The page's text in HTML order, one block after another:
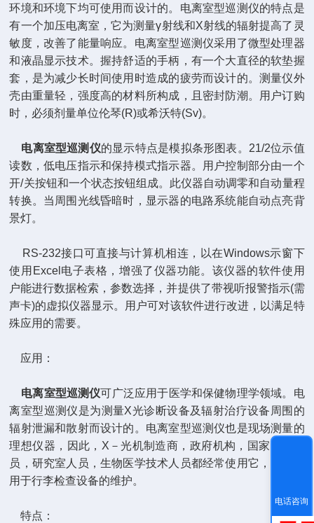
环境和环境下均可使用而设计的。电离室型巡测仪的特点是
有一个加压电离室，它为测量γ射线和X射线的辐射提高了灵
敏度，改善了能量响应。电离室型巡测仪采用了微型处理器
和液晶显示技术。握持舒适的手柄，有一个大直径的软垫握
套，是为减少长时间使用时造成的疲劳而设计的。测量仪外
壳由重量轻，强度高的材料所构成，且密封防潮。用户订购
时，必须剂量单位伦琴(R)或希沃特(Sv)。
电离室型巡测仪的显示特点是模拟条形图表。21/2位示值
读数，低电压指示和保持模式指示器。用户控制部分由一个
开/关按钮和一个状态按钮组成。此仪器自动调零和自动量程
转换。当周围光线昏暗时，显示器的电路系统能自动点亮背
景灯。
RS-232接口可直接与计算机相连，以在Windows示窗下
使用Excel电子表格，增强了仪器功能。该仪器的软件使用
户能进行数据检索，参数选择，并提供了带视听报警指示(需
声卡)的虚拟仪器显示。用户可对该软件进行改进，以满足特
殊应用的需要。
应用：
电离室型巡测仪可广泛应用于医学和保健物理学领域。电
离室型巡测仪是为测量X光诊断设备及辐射治疗设备周围的
辐射泄漏和散射而设计的。电离室型巡测仪也是现场测量的
理想仪器，因此，X－光机制造商，政府机构，国家检查人
员，研究室人员，生物医学技术人员都经常使用它，在机场
用于行李检查设备的维护。
特点：
电话咨询